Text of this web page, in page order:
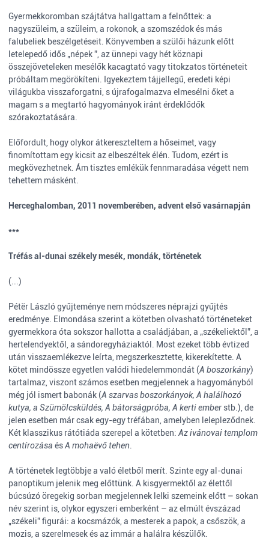
Gyermekkoromban szájtátva hallgattam a felnőttek: a
nagyszüleim, a szüleim, a rokonok, a szomszédok és más
falubeliek beszélgetéseit. Könyvemben a szülői házunk előtt
letelepedő idős „népek ”, az ünnepi vagy hét köznapi
összejöveteleken mesélők kacagtató vagy titokzatos történeteit
próbáltam megörökíteni. Igyekeztem tájjellegű, eredeti képi
világukba visszaforgatni, s újrafogalmazva elmesélni őket a
magam s a megtartó hagyományok iránt érdeklődők
szórakoztatására.
Előfordult, hogy olykor átkereszteltem a hőseimet, vagy
finomítottam egy kicsit az elbeszéltek élén. Tudom, ezért is
megkövezhetnek. Ám tisztes emlékük fennmaradása végett nem
tehettem másként.
Herceghalomban, 2011 novemberében, advent első vasárnapján
***
Tréfás al-dunai székely mesék, mondák, történetek
(...)
Pétër László gyűjteménye nem módszeres néprajzi gyűjtés
eredménye. Elmondása szerint a kötetben olvasható történeteket
gyermekkora óta sokszor hallotta a családjában, a „székeliektől”, a
hertelendyektől, a sándoregyháziaktól. Most ezeket több évtized
után visszaemlékezve leírta, megszerkesztette, kikerekítette. A
kötet mindössze egyetlen valódi hiedelemmondát (A boszorkány)
tartalmaz, viszont számos esetben megjelennek a hagyományból
még jól ismert babonák (A szarvas boszorkányok, A halálhozó
kutya, a Szümölcsküldés, A bátorságpróba, A kerti ember stb.), de
jelen esetben már csak egy-egy tréfában, amelyben lelepleződnek.
Két klasszikus rátótiáda szerepel a kötetben: Az ivánovai templom
centírozása ésA mohaëvő tehen
A történetek legtöbbje a való életből merít. Szinte egy al-dunai
panoptikum jelenik meg előttünk. A kisgyermektől az élettől
búcsúzó öregekig sorban megjelennek lelki szemeink előtt – sokan
név szerint is, olykor egyszeri emberként – az elmúlt évszázad
„székeli” figurái: a kocsmázók, a mesterek a papok, a csőszök, a
mozis, a szerelmesek és az immár a halálra készülők.